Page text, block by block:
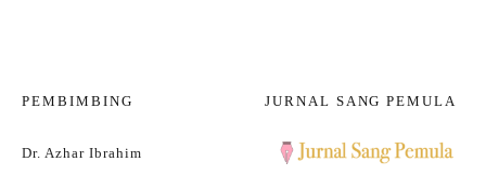
PEMBIMBING
Dr. Azhar Ibrahim
JURNAL SANG PEMULA